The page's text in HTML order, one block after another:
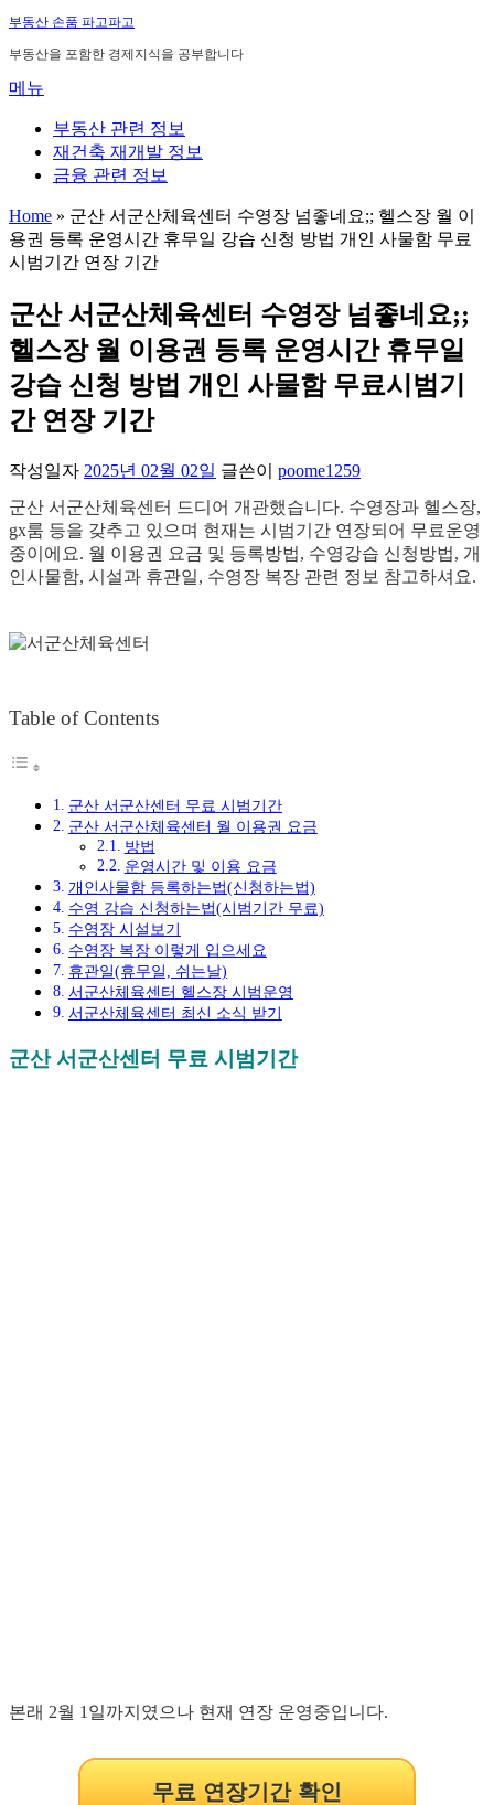
내
용
로
부동산 손품 파고파고
부동산을 포함한 경제지식을 공부합니다
메뉴
부동산 관련 정보
재건축 재개발 정보
금융 관련 정보
Home » 군산 서군산체육센터 수영장 넘좋네요;; 헬스장 월 이
용권 등록 운영시간 휴무일 강습 신청 방법 개인 사물함 무료
시범기간 연장 기간
군산 서군산체육센터 수영장 넘좋네요;;
헬스장 월 이용권 등록 운영시간 휴무일
강습 신청 방법 개인 사물함 무료시범기
간 연장 기간
작성일자 2025년 02월 02일 글쓴이 poome1259
군산 서군산체육센터 드디어 개관했습니다. 수영장과 헬스장,
gx룸 등을 갖추고 있으며 현재는 시범기간 연장되어 무료운영
중이에요. 월 이용권 요금 및 등록방법, 수영강습 신청방법, 개
인사물함, 시설과 휴관일, 수영장 복장 관련 정보 참고하셔요.
Table of Contents
군산 서군산센터 무료 시범기간
군산 서군산체육센터 월 이용권 요금
방법
운영시간 및 이용 요금
개인사물함 등록하는법(신청하는법)
수영 강습 신청하는법(시범기간 무료)
수영장 시설보기
수영장 복장 이렇게 입으세요
휴관일(휴무일, 쉬는날)
서군산체육센터 헬스장 시범운영
서군산체육센터 최신 소식 받기
군산 서군산센터 무료 시범기간
본래 2월 1일까지였으나 현재 연장 운영중입니다.
무료 연장기간 확인